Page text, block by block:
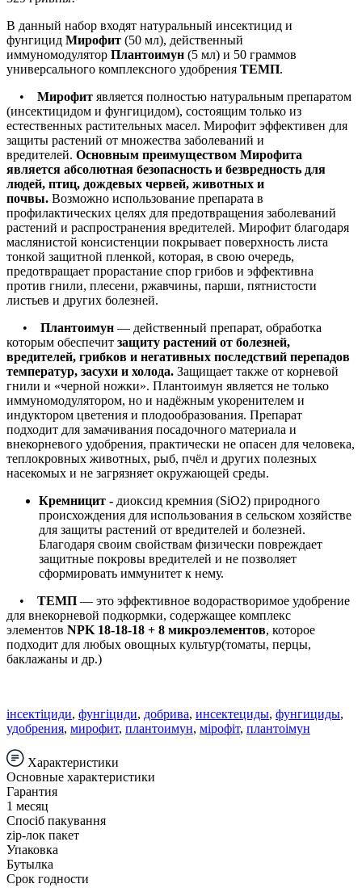
В данный набор входят натуральный инсектицид и
фунгицид Мирофит (50 мл), действенный
иммуномодулятор Плантоимун (5 мл) и 50 граммов
универсального комплексного удобрения ТЕМП.
• Мирофит является полностью натуральным препаратом
(инсектицидом и фунгицидом), состоящим только из
естественных растительных масел. Мирофит эффективен для
защиты растений от множества заболеваний и
вредителей. Основным преимуществом Мирофита
является абсолютная безопасность и безвредность для
людей, птиц, дождевых червей, животных и
почвы. Возможно использование препарата в
профилактических целях для предотвращения заболеваний
растений и распространения вредителей. Мирофит благодаря
маслянистой консистенции покрывает поверхность листа
тонкой защитной пленкой, которая, в свою очередь,
предотвращает прорастание спор грибов и эффективна
против гнили, плесени, ржавчины, парши, пятнистости
листьев и других болезней.
• Плантоимун — действенный препарат, обработка
которым обеспечит защиту растений от болезней,
вредителей, грибков и негативных последствий перепадов
температур, засухи и холода. Защищает также от корневой
гнили и «черной ножки». Плантоимун является не только
иммуномодулятором, но и надёжным укоренителем и
индуктором цветения и плодообразования. Препарат
подходит для замачивания посадочного материала и
внекорневого удобрения, практически не опасен для человека,
теплокровных животных, рыб, пчёл и других полезных
насекомых и не загрязняет окружающей среды.
Кремницит - диоксид кремния (SiO2) природного
происхождения для использования в сельском хозяйстве
для защиты растений от вредителей и болезней.
Благодаря своим свойствам физически повреждает
защитные покровы вредителей и не позволяет
сформировать иммунитет к нему.
• ТЕМП — это эффективное водорастворимое удобрение
для внекорневой подкормки, содержащее комплекс
элементов NPK 18-18-18 + 8 микроэлементов, которое
подходит для любых овощных культур(томаты, перцы,
баклажаны и др.)
інсектіциди, фунгіциди, добрива, инсектециды, фунгициды,
удобрения, мирофит, плантоимун, мірофіт, плантоімун
Характеристики
Основные характеристики
Гарантия
1 месяц
Спосіб пакування
zip-лок пакет
Упаковка
Бутылка
Срок годности